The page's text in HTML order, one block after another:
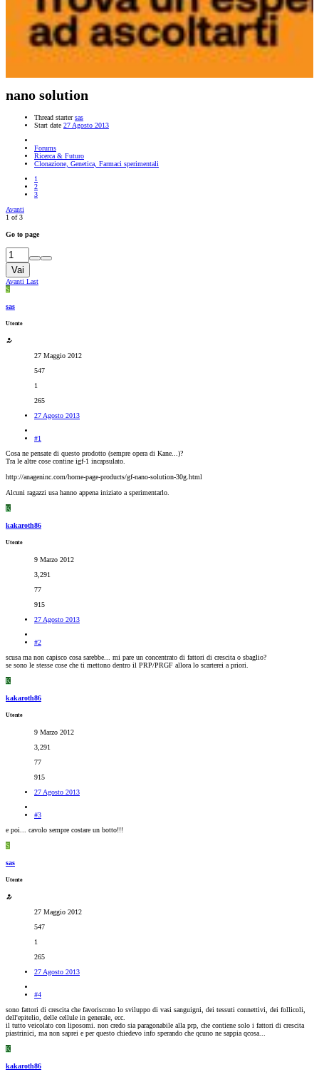
nano solution
Thread starter sas
Start date 27 Agosto 2013
Forums
Ricerca & Futuro
Clonazione, Genetica, Farmaci sperimentali
1
2
3
Avanti
1 of 3
Go to page
Vai
Avanti Last
S
sas
Utente
27 Maggio 2012
547
1
265
27 Agosto 2013
#1
Cosa ne pensate di questo prodotto (sempre opera di Kane...)?
Tra le altre cose contine igf-1 incapsulato.
http://anageninc.com/home-page-products/gf-nano-solution-30g.html
Alcuni ragazzi usa hanno appena iniziato a sperimentarlo.
K
kakaroth86
Utente
9 Marzo 2012
3,291
77
915
27 Agosto 2013
#2
scusa ma non capisco cosa sarebbe... mi pare un concentrato di fattori di crescita o sbaglio?
se sono le stesse cose che ti mettono dentro il PRP/PRGF allora lo scarterei a priori.
K
kakaroth86
Utente
9 Marzo 2012
3,291
77
915
27 Agosto 2013
#3
e poi... cavolo sempre costare un botto!!!
S
sas
Utente
27 Maggio 2012
547
1
265
27 Agosto 2013
#4
sono fattori di crescita che favoriscono lo sviluppo di vasi sanguigni, dei tessuti connettivi, dei follicoli,
dell'epitelio, delle cellule in generale, ecc.
il tutto veicolato con liposomi. non credo sia paragonabile alla prp, che contiene solo i fattori di crescita
piastrinici, ma non saprei e per questo chiedevo info sperando che qcuno ne sappia qcosa...
K
kakaroth86